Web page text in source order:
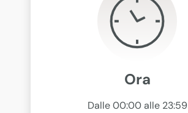
Ora
Dalle 00:00 alle 23:59